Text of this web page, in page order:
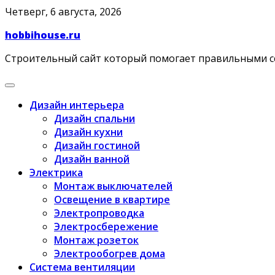
Skip
content
Четверг, 6 августа, 2026
hobbihouse.ru
Строительный сайт который помогает правильными
Дизайн интерьера
Дизайн спальни
Дизайн кухни
Дизайн гостиной
Дизайн ванной
Электрика
Монтаж выключателей
Освещение в квартире
Электропроводка
Электросбережение
Монтаж розеток
Электрообогрев дома
Система вентиляции